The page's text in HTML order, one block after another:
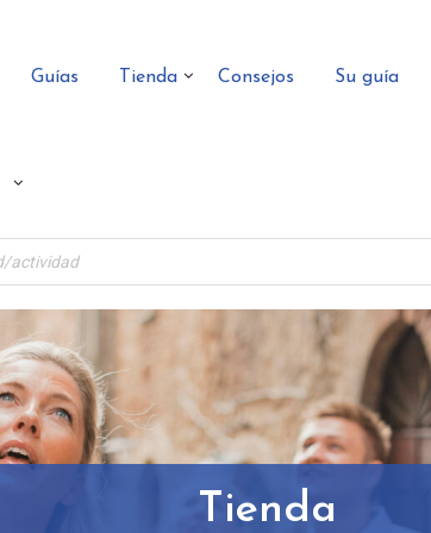
Guías Tienda Consejos Su guía
Tienda